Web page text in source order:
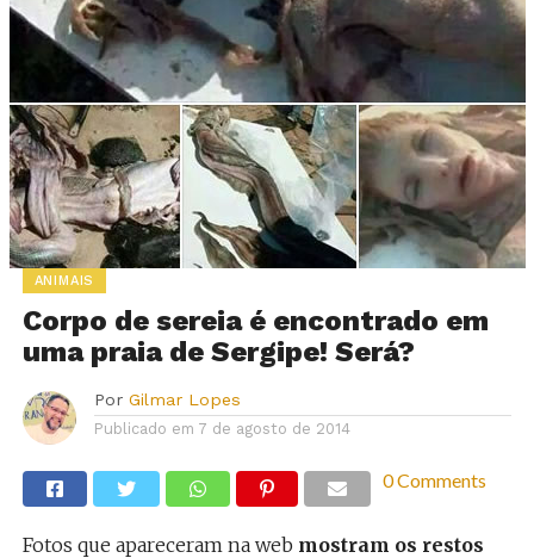
ANIMAIS
Corpo de sereia é encontrado em
uma praia de Sergipe! Será?
Por Gilmar Lopes
Publicado em 7 de agosto de 2014
0 Comments
Fotos que apareceram na web mostram os restos